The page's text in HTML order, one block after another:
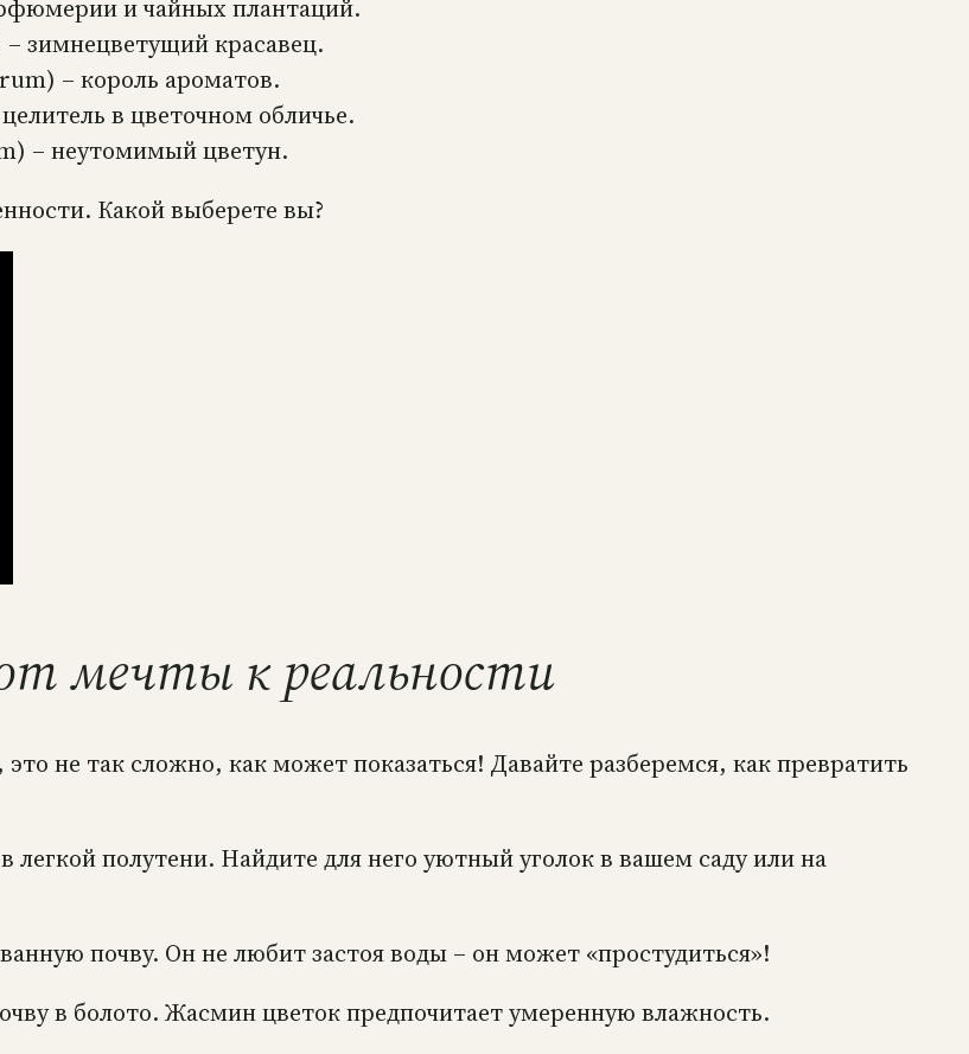
и чайных плантаций.
зимнецветущий красавец.
– король ароматов.
в цветочном обличье.
– неутомимый цветун.
Какой выберете вы?
мечты к реальности
не так сложно, как может показаться! Давайте разберемся, как превратить
полутени. Найдите для него уютный уголок в вашем саду или на
почву. Он не любит застоя воды – он может «простудиться»!
в болото. Жасмин цветок предпочитает умеренную влажность.